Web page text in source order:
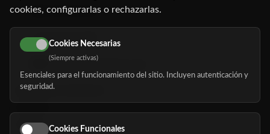
91 345 06 26
616 113 103
hola@mundomayor.com
Buscador de residencias
Eventos
cookies, configurarlas o rechazarlas.
Cookies Necesarias
(Siempre activas)
Esenciales para el funcionamiento del sitio. Incluyen autenticación y
seguridad.
Cookies Funcionales